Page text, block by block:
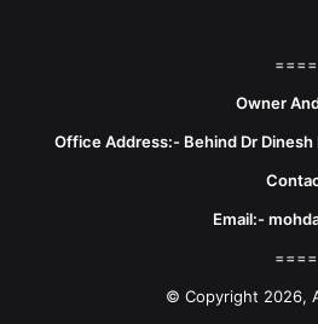
Owner
Office Address:- Behind Dr Dinesh
Email:-
© Copyright 2026,